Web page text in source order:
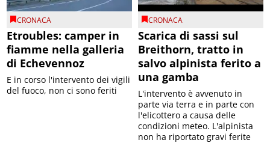
CRONACA
Etroubles: camper in
fiamme nella galleria
di Echevennoz
E in corso l'intervento dei vigili
del fuoco, non ci sono feriti
CRONACA
Scarica di sassi sul
Breithorn, tratto in
salvo alpinista ferito a
una gamba
L'intervento è avvenuto in
parte via terra e in parte con
l'elicottero a causa delle
condizioni meteo. L'alpinista
non ha riportato gravi ferite